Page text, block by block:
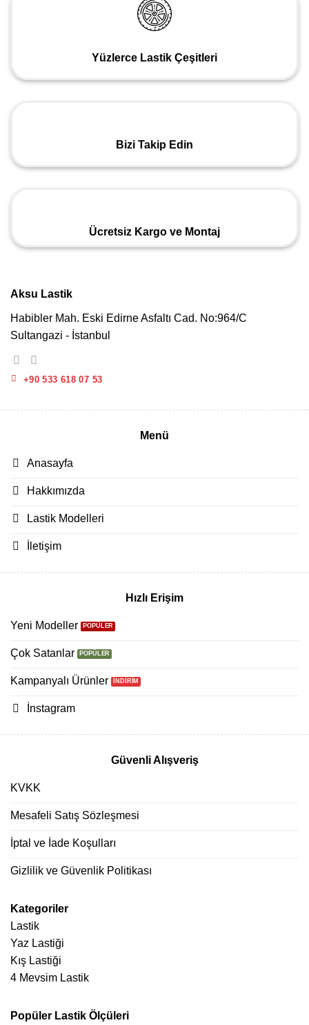
Yüzlerce Lastik Çeşitleri
Bizi Takip Edin
Ücretsiz Kargo ve Montaj
Aksu Lastik
Habibler Mah. Eski Edirne Asfaltı Cad. No:964/C
Sultangazi - İstanbul
+90 533 618 07 53
Menü
Anasayfa
Hakkımızda
Lastik Modelleri
İletişim
Hızlı Erişim
Yeni Modeller
Çok Satanlar
Kampanyalı Ürünler
İnstagram
Güvenli Alışveriş
KVKK
Mesafeli Satış Sözleşmesi
İptal ve İade Koşulları
Gizlilik ve Güvenlik Politikası
Kategoriler
Lastik
Yaz Lastiği
Kış Lastiği
4 Mevsim Lastik
Popüler Lastik Ölçüleri